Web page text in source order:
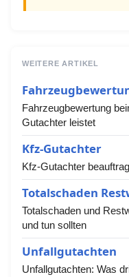
WEITERE ARTIKEL
Fahrzeugbewertung
Gutachter leistet
Kfz-Gutachter
Kfz-Gutachter
Totalschaden
Totalschaden und
und tun sollten
Unfallgutachten
Unfallgutachten: Was